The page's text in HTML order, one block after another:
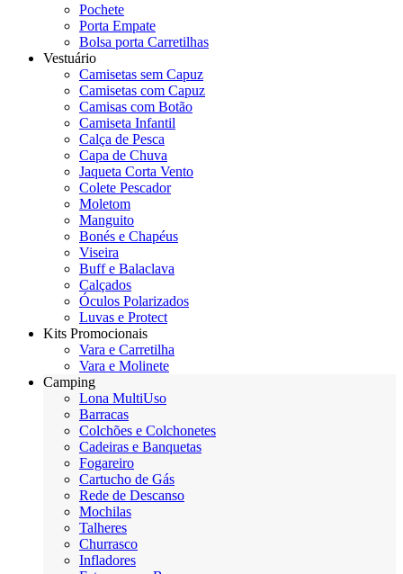
Pochete
Porta Empate
Bolsa porta Carretilhas
Vestuário
Camisetas sem Capuz
Camisetas com Capuz
Camisas com Botão
Camiseta Infantil
Calça de Pesca
Capa de Chuva
Jaqueta Corta Vento
Colete Pescador
Moletom
Manguito
Bonés e Chapéus
Viseira
Buff e Balaclava
Calçados
Óculos Polarizados
Luvas e Protect
Kits Promocionais
Vara e Carretilha
Vara e Molinete
Camping
Lona MultiUso
Barracas
Colchões e Colchonetes
Cadeiras e Banquetas
Fogareiro
Cartucho de Gás
Rede de Descanso
Mochilas
Talheres
Churrasco
Infladores